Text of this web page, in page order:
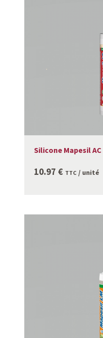
Silicone Mapesil AC
10.97 € TTC / unité